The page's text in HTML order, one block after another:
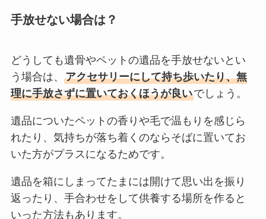
手放せない場合は？
どうしても遺骨やペットの遺品を手放せないとい
う場合は、 アクセサリーにして持ち歩いたり、無
理に手放さずに置いておくほうが良いでしょう。
遺品についたペットの香りや毛で温もりを感じら
れたり、気持ちが落ち着くのならそばに置いてお
いた方がプラスになるためです。
遺品を箱にしまってたまには開けて思い出を振り
返ったり、手合わせをして供養する場所を作ると
いった方法もあります。